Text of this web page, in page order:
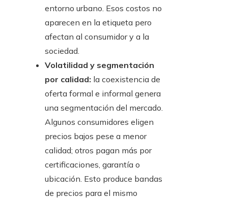
entorno urbano. Esos costos no
aparecen en la etiqueta pero
afectan al consumidor y a la
sociedad.
Volatilidad y segmentación
por calidad: la coexistencia de
oferta formal e informal genera
una segmentación del mercado.
Algunos consumidores eligen
precios bajos pese a menor
calidad; otros pagan más por
certificaciones, garantía o
ubicación. Esto produce bandas
de precios para el mismo